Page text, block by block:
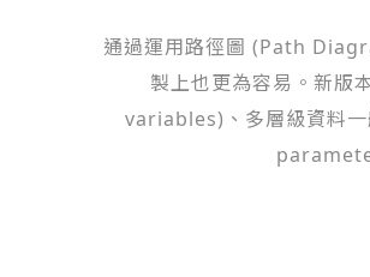
通過運用路徑圖 (Path
製上也更為容易。新
variables)、多層級資料